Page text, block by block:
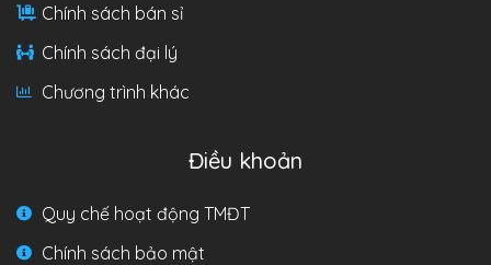
Chính sách bán sỉ
Chính sách đại lý
Chương trình khác
Điều khoản
Quy chế hoạt động TMĐT
Chính sách bảo mật